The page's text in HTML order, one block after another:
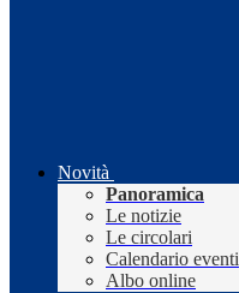
Novità
Panoramica
Le notizie
Le circolari
Calendario eventi
Albo online